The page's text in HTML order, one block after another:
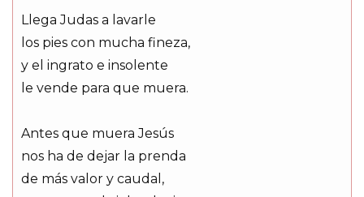
Llega Judas a lavarle
los pies con mucha fineza,
y el ingrato e insolente
le vende para que muera.
Antes que muera Jesús
nos ha de dejar la prenda
de más valor y caudal,